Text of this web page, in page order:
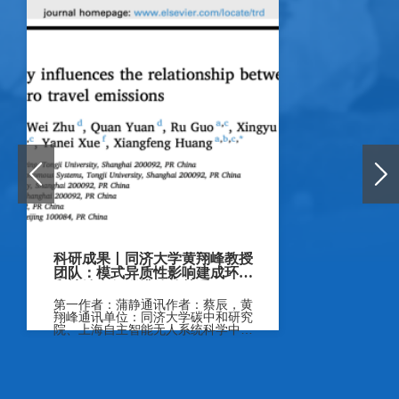
科研成果丨同济大学黄翔峰教授
团队：模式异质性影响建成环境
第一作者：蒲静通讯作者：蔡辰，黄
翔峰通讯单位：同济大学碳中和研究
院、上海自主智能无人系统科学中